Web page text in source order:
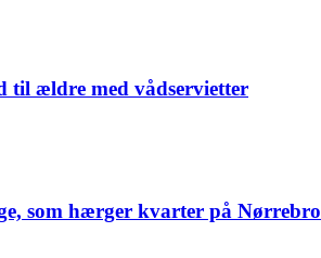
til ældre med vådservietter
som hærger kvarter på Nørrebro